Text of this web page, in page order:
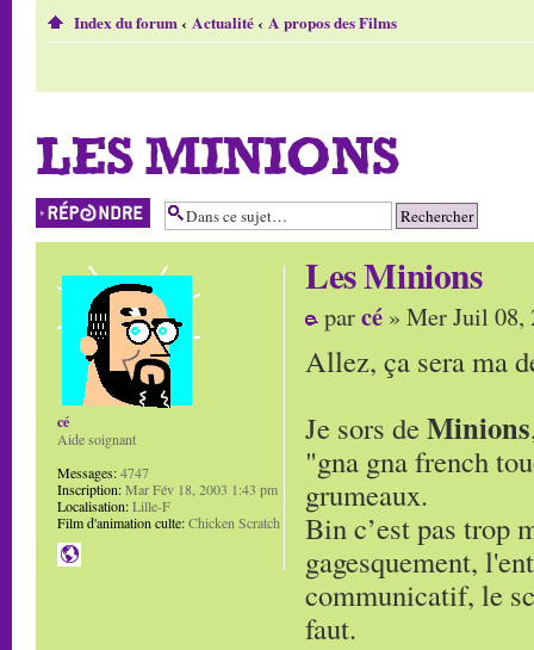
Index du forum‹ Actualité‹ A propos des Films
LES MINIONS
Répondre
Les Minions
parcé » Mer Juil 08,
Allez, ça sera ma
Je sors de Minions
"gna gna french
grumeaux.
Bin c’est pas trop
gagesquement,
communicatif, le
faut.
cé
Aide soignant
Messages:4747
Inscription:Mar Fév 18, 2003 1:43 pm
Localisation:Lille-F
Film d'animation culte:Chicken Scratch